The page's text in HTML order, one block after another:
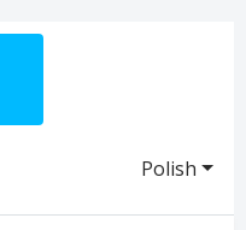
Polish